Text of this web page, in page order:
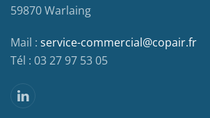
59870 Warlaing
Mail : service-commercial@copair.fr
Tél : 03 27 97 53 05